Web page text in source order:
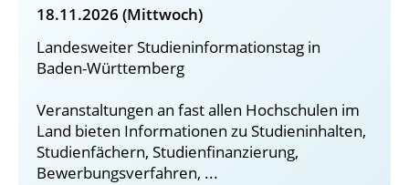
18.11.2026 (Mittwoch)
Landesweiter Studieninformationstag in
Baden-Württemberg
Veranstaltungen an fast allen Hochschulen im
Land bieten Informationen zu Studieninhalten,
Studienfächern, Studienfinanzierung,
Bewerbungsverfahren, ...